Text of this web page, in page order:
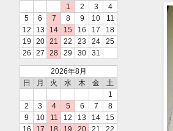
1
2 3
4
5
6 7 8 9 10
11
12
13 14 15 16 17
18
19
20 21 22 23 24
25
26
27 28 29 30 31
2026年8月
日
月 火 水 木 金
土
1
2
3 4 5 6 7
8
9
10 11 12 13 14
15
16
17 18 19 20 21
22